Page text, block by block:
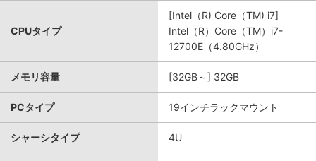
CPUタイプ
[Intel（R) Core（TM) i7]
Intel（R）Core（TM）i7-
12700E（4.80GHz）
メモリ容量 [32GB～] 32GB
PCタイプ 19インチラックマウント
シャーシタイプ 4U